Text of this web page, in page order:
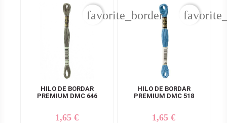
HILO DE BORDAR
PREMIUM DMC 646
Precio
1,65 €
favorite_border
HILO DE BORDAR
PREMIUM DMC 518
Precio
1,65 €